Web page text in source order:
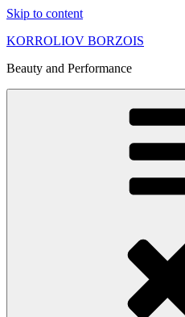
Skip to content
KORROLIOV BORZOIS
Beauty and Performance